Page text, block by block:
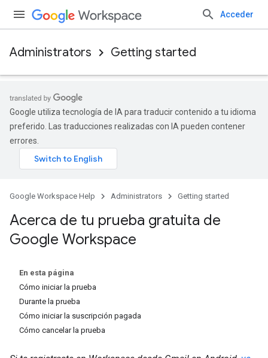
Acceder
Administrators Getting started
Google utiliza tecnología de IA para traducir contenido a tu idioma
preferido. Las traducciones realizadas con IA pueden contener
errores.
Google Workspace Help Administrators Getting started
Acerca de tu prueba gratuita de
Google Workspace
En esta página
Cómo iniciar la prueba
Durante la prueba
Cómo iniciar la suscripción pagada
Cómo cancelar la prueba